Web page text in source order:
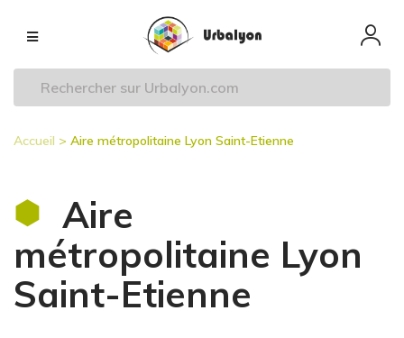
principal
Navigation
principale
d'Ariane
Accueil Aire métropolitaine Lyon Saint-Etienne
Aire
métropolitaine Lyon
Saint-Etienne